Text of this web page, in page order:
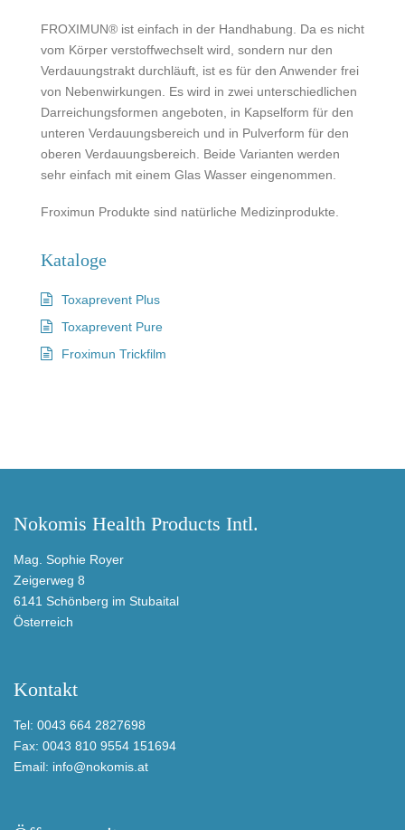
FROXIMUN® ist einfach in der Handhabung. Da es nicht
vom Körper verstoffwechselt wird, sondern nur den
Verdauungstrakt durchläuft, ist es für den Anwender frei
von Nebenwirkungen. Es wird in zwei unterschiedlichen
Darreichungsformen angeboten, in Kapselform für den
unteren Verdauungsbereich und in Pulverform für den
oberen Verdauungsbereich. Beide Varianten werden
sehr einfach mit einem Glas Wasser eingenommen.
Froximun Produkte sind natürliche Medizinprodukte.
Kataloge
Toxaprevent Plus
Toxaprevent Pure
Froximun Trickfilm
Nokomis Health Products Intl.
Mag. Sophie Royer
Zeigerweg 8
6141 Schönberg im Stubaital
Österreich
Kontakt
Tel: 0043 664 2827698
Fax: 0043 810 9554 151694
Email: info@nokomis.at